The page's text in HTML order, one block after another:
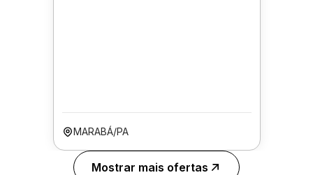
MARABÁ/PA
Mostrar mais ofertas